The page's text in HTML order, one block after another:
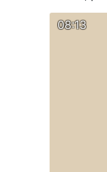
рамках
данным
08:13